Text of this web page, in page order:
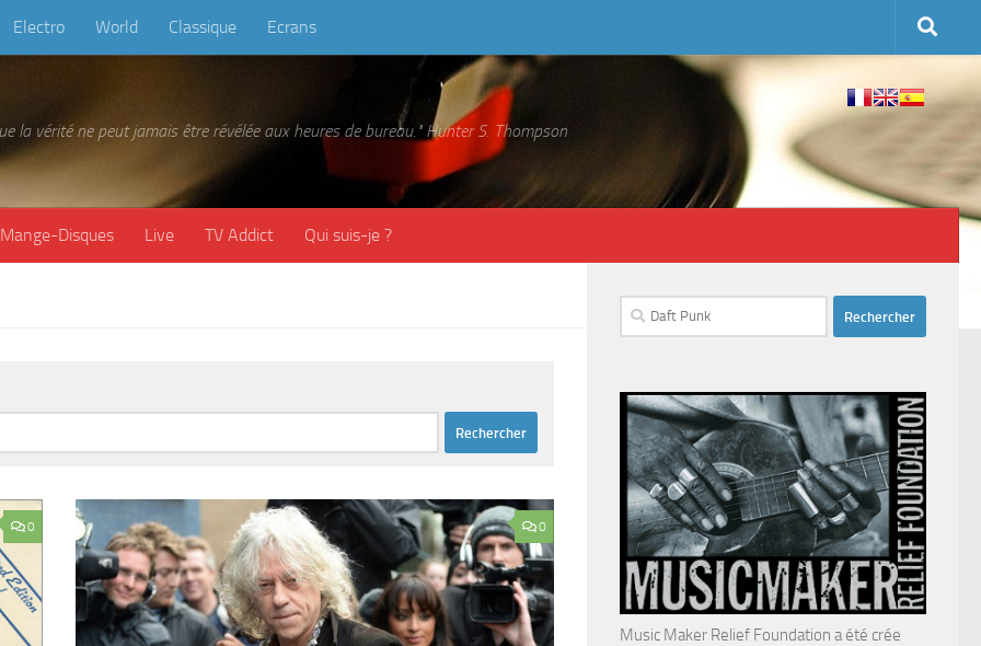
Electro World Classique Ecrans
la vérité ne peut jamais être révélée aux heures de bureau." Hunter S. Thompson
Mange-Disques Live TV Addict Qui suis-je ?
0 0
Rechercher :
Music Maker Relief Foundation a été crée